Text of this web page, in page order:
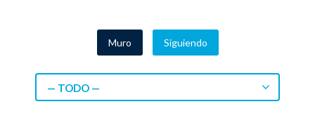
Muro Siguiendo
— TODO —